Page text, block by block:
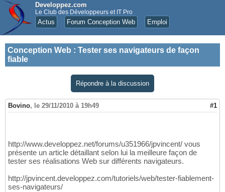
Developpez.com
Le Club des Développeurs et IT Pro
Actus Forum Conception Web Emploi
Conception Web : Tester ses navigateurs de façon
fiable
Répondre à la discussion
Bovino, le 29/11/2010 à 19h49 #1
http://www.developpez.net/forums/u351966/jpvincent/ vous
présente un article détaillant selon lui la meilleure façon de
tester ses réalisations Web sur différents navigateurs.
http://jpvincent.developpez.com/tutoriels/web/tester-fiablement-
ses-navigateurs/